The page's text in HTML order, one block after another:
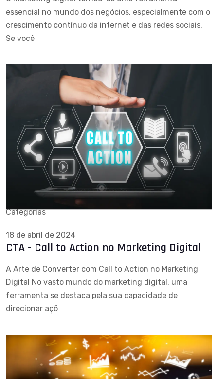
essencial no mundo dos negócios, especialmente com o
crescimento contínuo da internet e das redes sociais.
Se você
Categorias
18 de abril de 2024
CTA - Call to Action no Marketing Digital
A Arte de Converter com Call to Action no Marketing
Digital No vasto mundo do marketing digital, uma
ferramenta se destaca pela sua capacidade de
direcionar açõ